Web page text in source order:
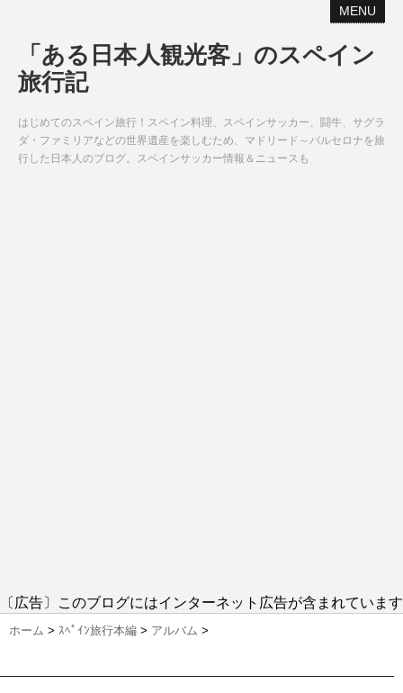
MENU
「ある日本人観光客」のスペイン
旅行記
はじめてのスペイン旅行！スペイン料理、スペインサッカー、闘牛、サグラ
ダ・ファミリアなどの世界遺産を楽しむため、マドリード～バルセロナを旅
行した日本人のブログ。スペインサッカー情報＆ニュースも
〔広告〕このブログにはインターネット広告が含まれています
ホーム > ｽﾍﾟｲﾝ旅行本編 > アルバム >